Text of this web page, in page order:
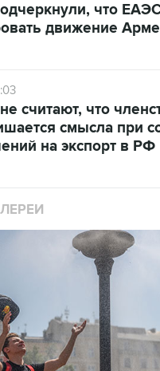
что
движение
считают, что
смысла при
на экспорт в РФ